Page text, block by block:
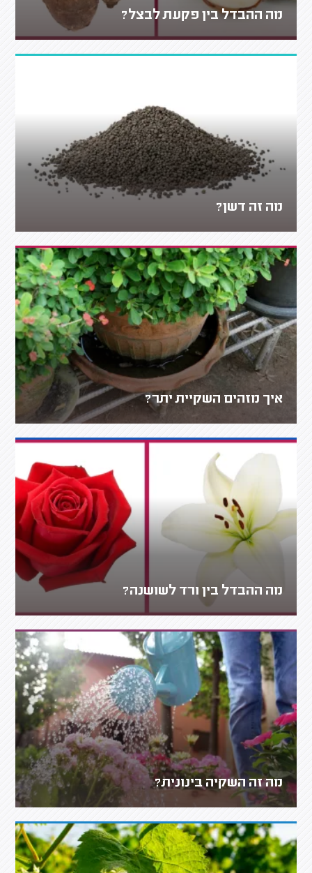
מה ההבדל בין פקעת לבצל?
מה זה דשן?
איך מזהים השקיית יתר?
מה ההבדל בין ורד לשושנה?
מה זה השקיה בינונית?